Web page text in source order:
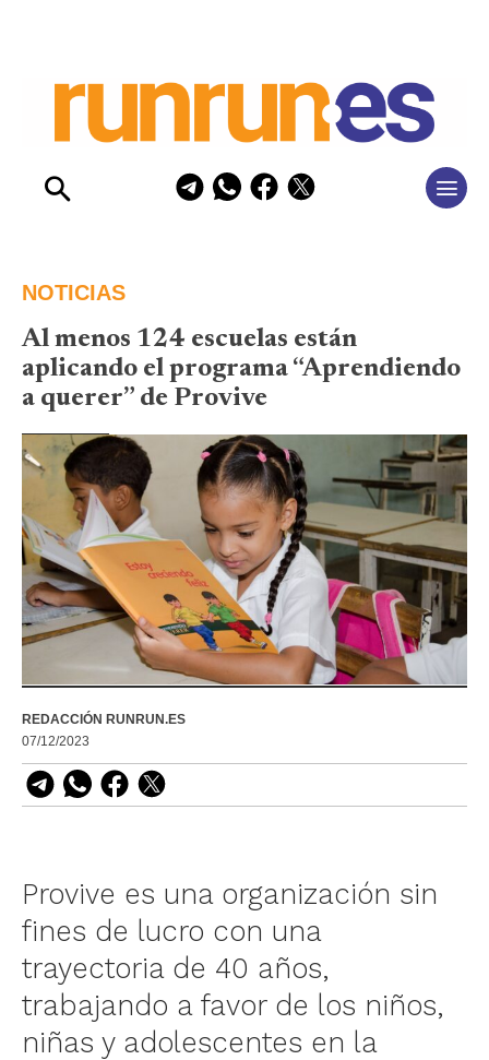
NOTICIAS
Al menos 124 escuelas están
aplicando el programa “Aprendiendo
a querer” de Provive
REDACCIÓN RUNRUN.ES
07/12/2023
Provive es una organización sin
fines de lucro con una
trayectoria de 40 años,
trabajando a favor de los niños,
niñas y adolescentes en la